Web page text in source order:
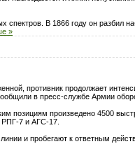
спектров. В 1866 году он разбил
»
противник продолжает
в пресс-службе Армии
позициям произведено 4500
РПГ-7 и АГС-17.
и пробегают к ответным